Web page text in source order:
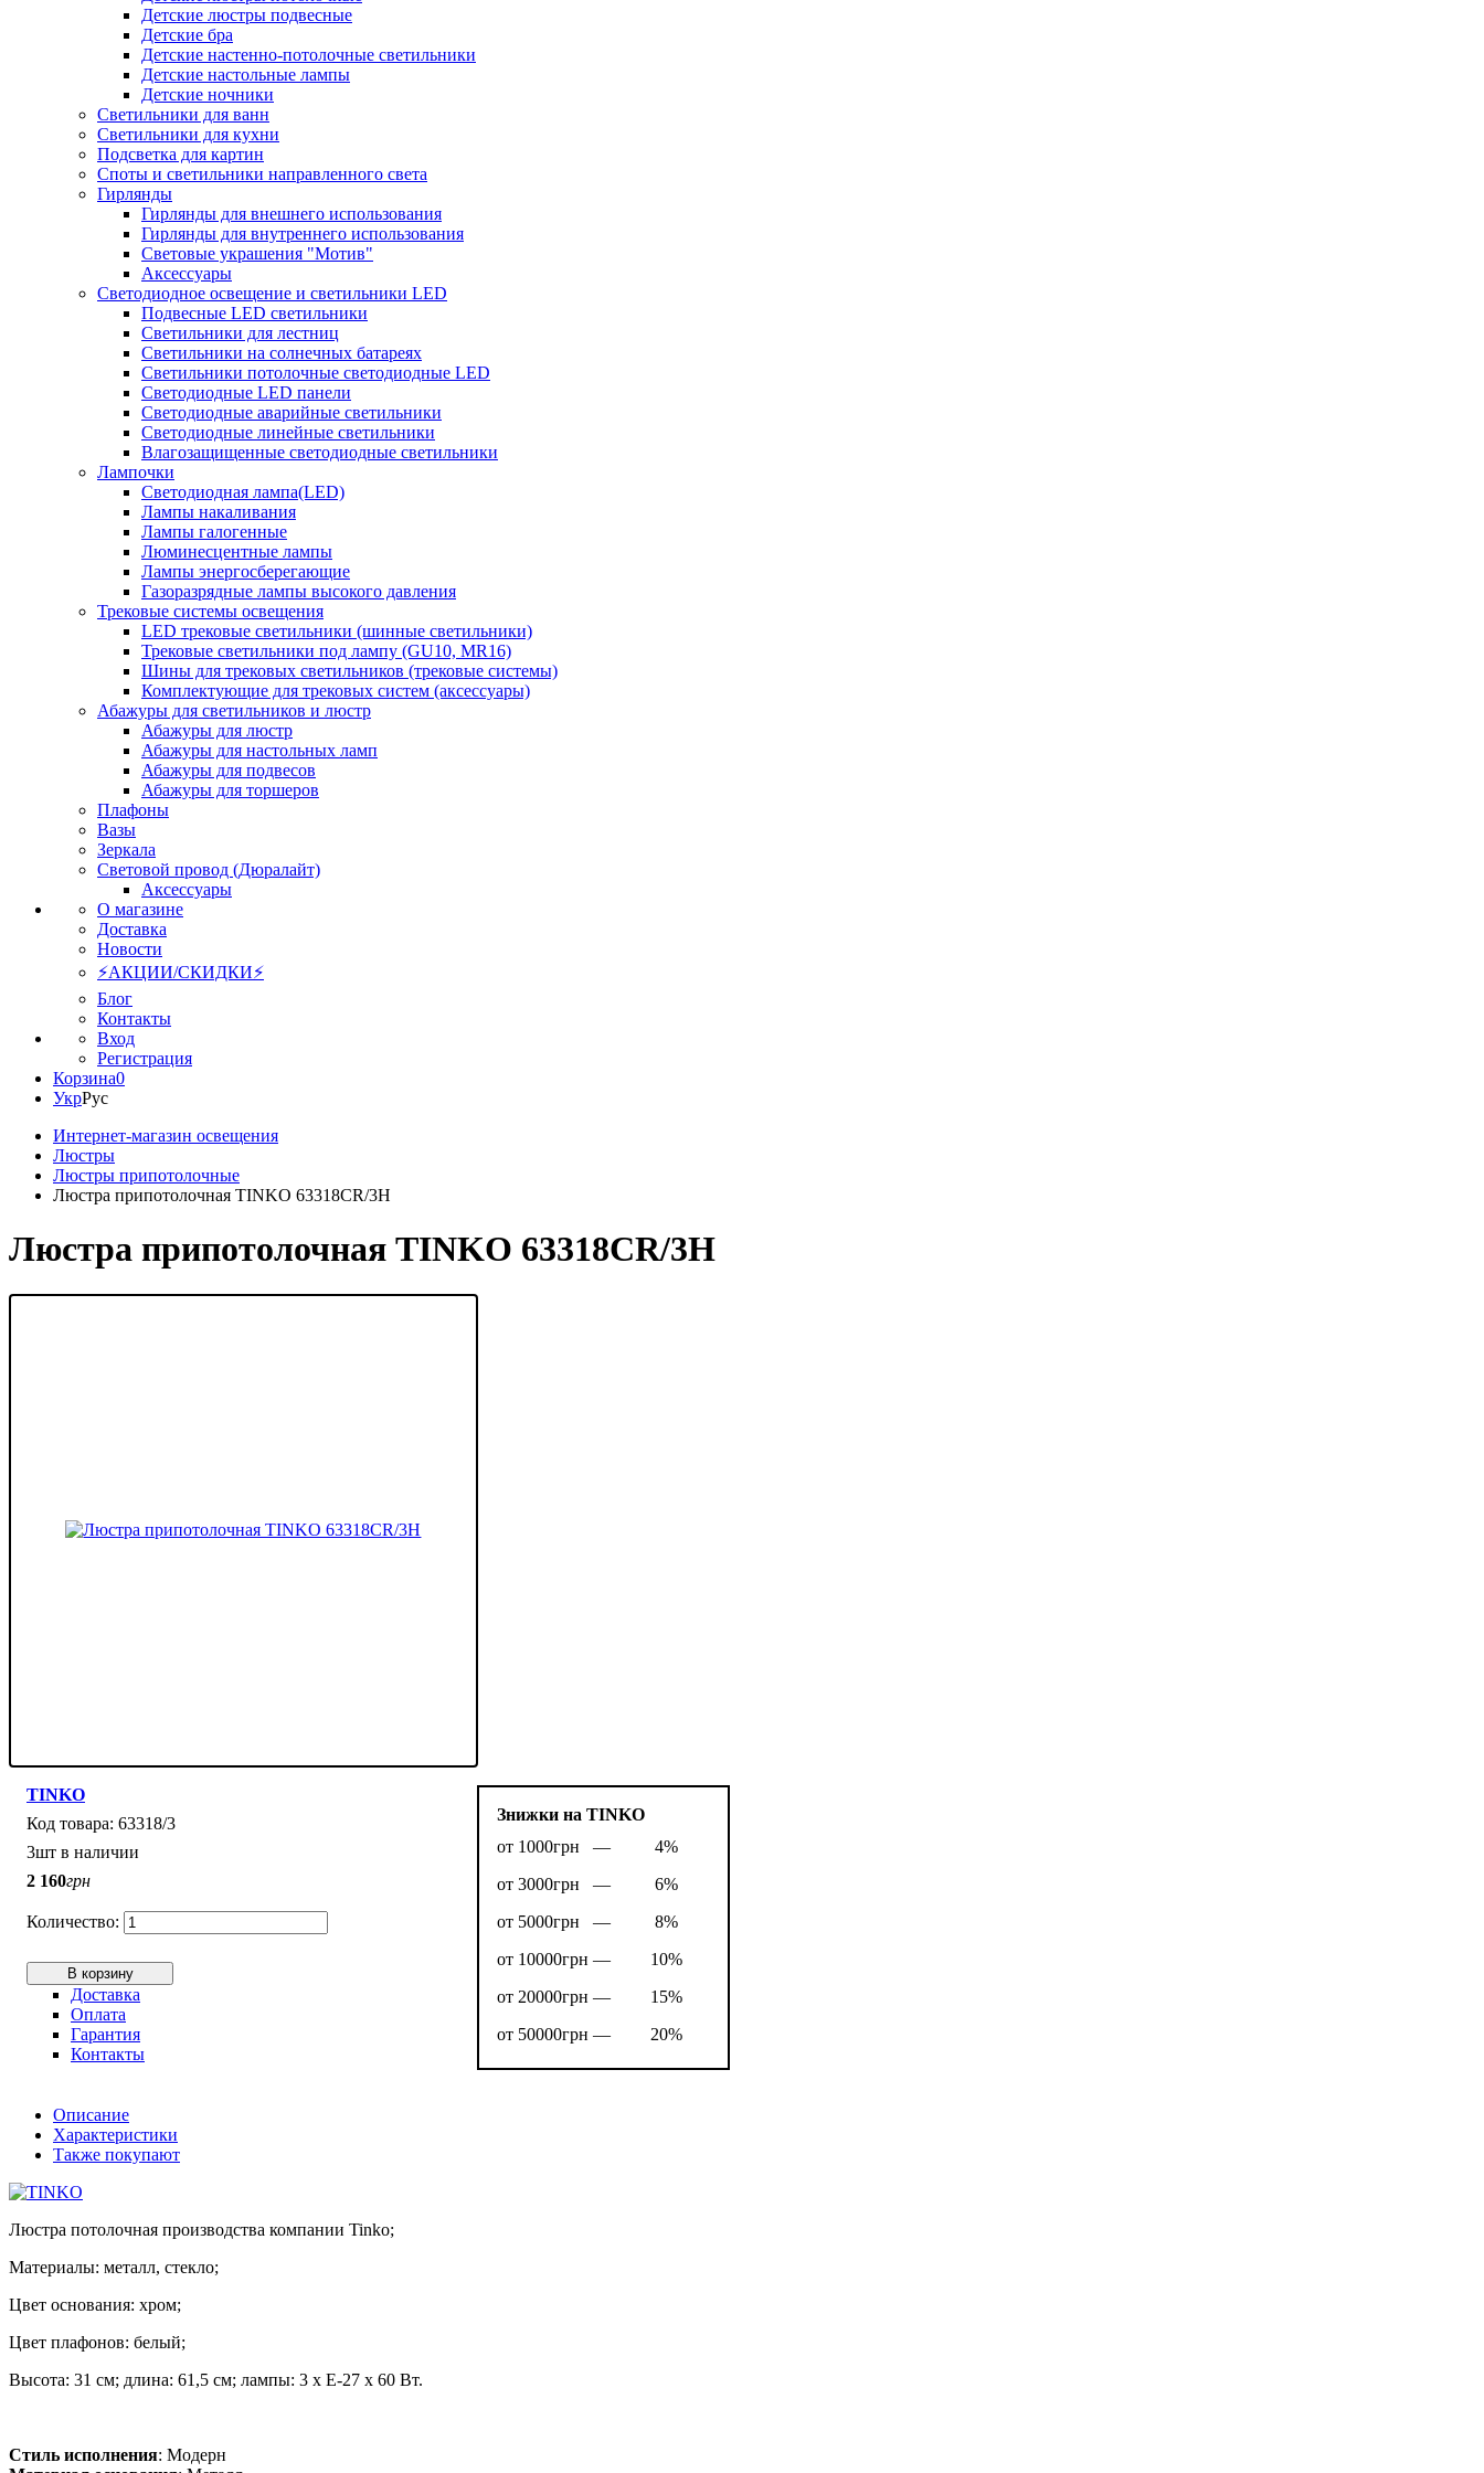
Детские люстры подвесные
Детские бра
Детские настенно-потолочные светильники
Детские настольные лампы
Детские ночники
Светильники для ванн
Светильники для кухни
Подсветка для картин
Споты и светильники направленного света
Гирлянды
Гирлянды для внешнего использования
Гирлянды для внутреннего использования
Световые украшения "Мотив"
Аксессуары
Светодиодное освещение и светильники LED
Подвесные LED светильники
Светильники для лестниц
Светильники на солнечных батареях
Светильники потолочные светодиодные LED
Светодиодные LED панели
Светодиодные аварийные светильники
Светодиодные линейные светильники
Влагозащищенные светодиодные светильники
Лампочки
Светодиодная лампа(LED)
Лампы накаливания
Лампы галогенные
Люминесцентные лампы
Лампы энергосберегающие
Газоразрядные лампы высокого давления
Трековые системы освещения
LED трековые светильники (шинные светильники)
Трековые светильники под лампу (GU10, MR16)
Шины для трековых светильников (трековые системы)
Комплектующие для трековых систем (аксессуары)
Абажуры для светильников и люстр
Абажуры для люстр
Абажуры для настольных ламп
Абажуры для подвесов
Абажуры для торшеров
Плафоны
Вазы
Зеркала
Световой провод (Дюралайт)
Аксессуары
О магазине
Доставка
Новости
⚡АКЦИИ/СКИДКИ⚡
Блог
Контакты
Вход
Регистрация
Корзина0
УкрРус
Интернет-магазин освещения
Люстры
Люстры припотолочные
Люстра припотолочная TINKO 63318CR/3H
Люстра припотолочная TINKO 63318CR/3H
Знижки на TINKO
от 1000грн —
4%
от 3000грн —
6%
от 5000грн —
8%
от 10000грн —
10%
от 20000грн —
15%
от 50000грн —
20%
TINKO
63318/3
3шт в наличии
2 160грн
В корзину
Доставка
Оплата
Гарантия
Контакты
Описание
Характеристики
Также покупают
Люстра потолочная производства компании Tinko;
Материалы: металл, стекло;
Цвет основания: хром;
Цвет плафонов: белый;
Высота: 31 см; длина: 61,5 см; лампы: 3 х Е-27 х 60 Вт.
Стиль исполнения: Модерн